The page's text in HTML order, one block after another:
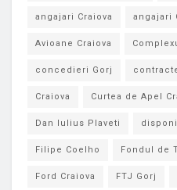
angajari Craiova angajari
Avioane Craiova
concedieri Gorj
Craiova Curtea de Apel
Dan Iulius Plaveti
Filipe Coelho Fondul de
Ford Craiova FTJ Gorj